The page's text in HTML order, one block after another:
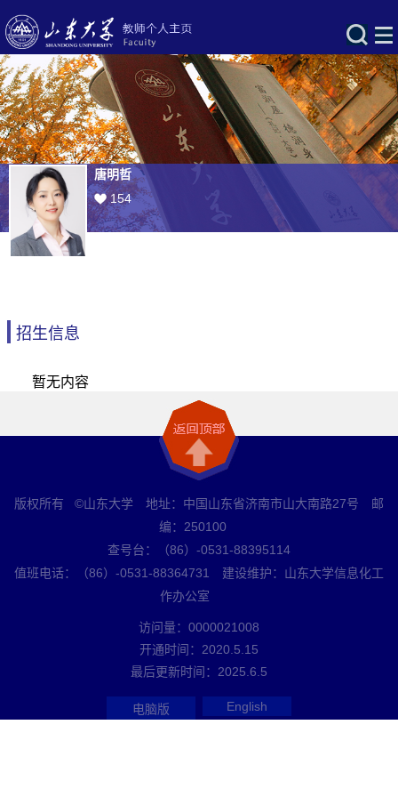
唐明哲
154
招生信息
暂无内容
版权所有 ©山东大学 地址：中国山东省济南市山大南路27号 邮
编：250100
查号台：（86）-0531-88395114
值班电话：（86）-0531-88364731 建设维护：山东大学信息化工
作办公室
访问量： 0000021008
开通时间： 2020 5 15
最后更新时间： 2025 6 5
电脑版 English